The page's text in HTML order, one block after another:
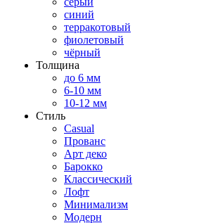
синий
терракотовый
фиолетовый
чёрный
Толщина
до 6 мм
6-10 мм
10-12 мм
Стиль
Casual
Прованс
Арт деко
Барокко
Классический
Лофт
Минимализм
Модерн